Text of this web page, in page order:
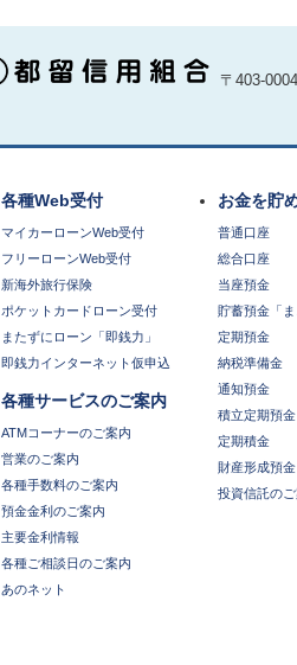
〒403-
各種Web受付
マイカーローンWeb受付
フリーローンWeb受付
新海外旅行保険
ポケットカードローン受付
またずにローン「即銭力」
即銭力インターネット仮申込
各種サービスのご案内
ATMコーナーのご案内
営業のご案内
各種手数料のご案内
預金金利のご案内
主要金利情報
各種ご相談日のご案内
あのネット
お金を貯
普通口座
総合口座
当座預金
貯蓄預金「ま
定期預金
納税準備金
通知預金
積立定期預金
定期積金
財産形成預金
投資信託の